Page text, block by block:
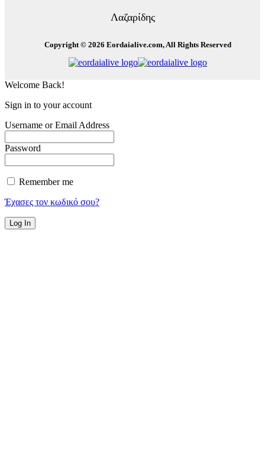
Λαζαρίδης
Copyright © 2026 Eordaialive.com, All Rights Reserved
Welcome Back!
Sign in to your account
Username or Email Address
Password
Remember me
Έχασες τον κωδικό σου?